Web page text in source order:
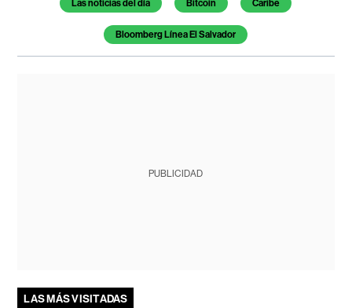
Las noticias del día Bitcoin Caribe
Bloomberg Línea El Salvador
PUBLICIDAD
LAS MÁS VISITADAS